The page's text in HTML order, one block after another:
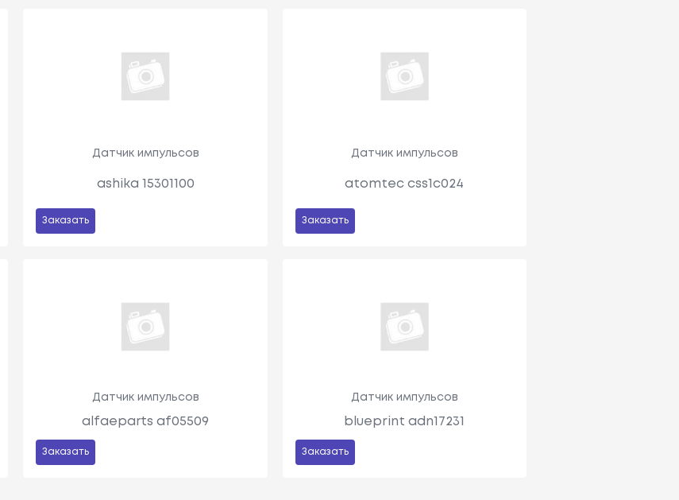
Датчик импульсов
ashika 15301100
Заказать
Датчик импульсов
atomtec css1c024
Заказать
Датчик импульсов
alfaeparts af05509
Заказать
Датчик импульсов
blueprint adn17231
Заказать